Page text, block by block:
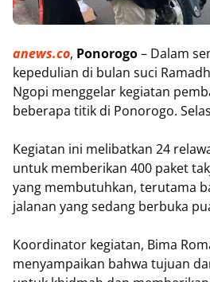
anews.co, Ponorogo– Dalam
kepedulian di bulan suci
Ngopi menggelar kegiatan
beberapa titik di Ponorogo.
Kegiatan ini melibatkan 24
untuk memberikan 400 paket
yang membutuhkan, terutama
jalanan yang sedang berbuka
Koordinator kegiatan, Bima
menyampaikan bahwa tujuan